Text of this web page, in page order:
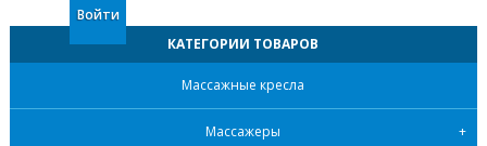
Войти
КАТЕГОРИИ ТОВАРОВ
Массажные кресла
Массажеры